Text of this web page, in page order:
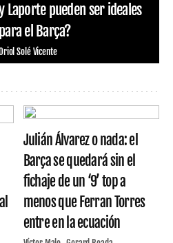
Laporte pueden ser ideales
para el Barça?
Solé Vicente
Julián Álvarez o nada: el
Barça se quedará sin el
fichaje de un ‘9’ top a
menos que Ferran Torres
entre en la ecuación